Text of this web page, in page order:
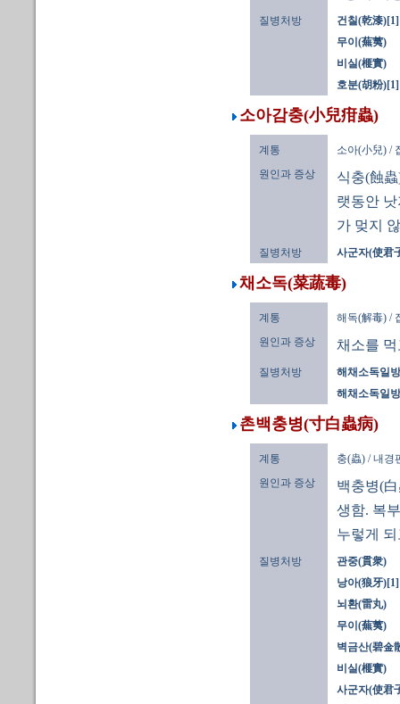
질병처방
건칠(乾漆)[1]
무이(蕪荑)
비실(榧實)
호분(胡粉)[1]
소아감충(小兒疳蟲)
계통
소아(小兒) /
원인과 증상
식충(蝕
랫동안
가 멎지
질병처방 사군자(使君
채소독(菜蔬毒)
계통
해독(解毒) /
원인과 증상
채소를
질병처방
해채소독일
해채소독일
촌백충병(寸白蟲病)
계통
충(蟲) / 내경
원인과 증상
백충병(
생함. 복
누렇게
질병처방
관중(貫衆)
낭아(狼牙)[1]
뇌환(雷丸)
무이(蕪荑)
벽금산(碧金
비실(榧實)
사군자(使君